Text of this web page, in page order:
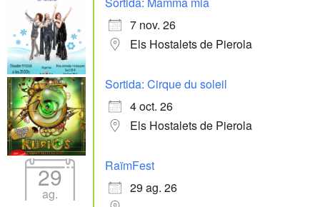
7 nov. 26
Els Hostalets de Pierola
Sortida: Cirque du soleil
4 oct. 26
Els Hostalets de Pierola
29
ag.
RaïmFest
29 ag. 26